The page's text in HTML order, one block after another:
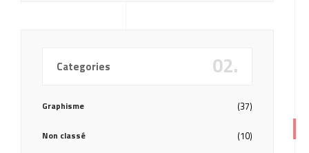
Categories 02.
Graphisme (37)
Non classé (10)